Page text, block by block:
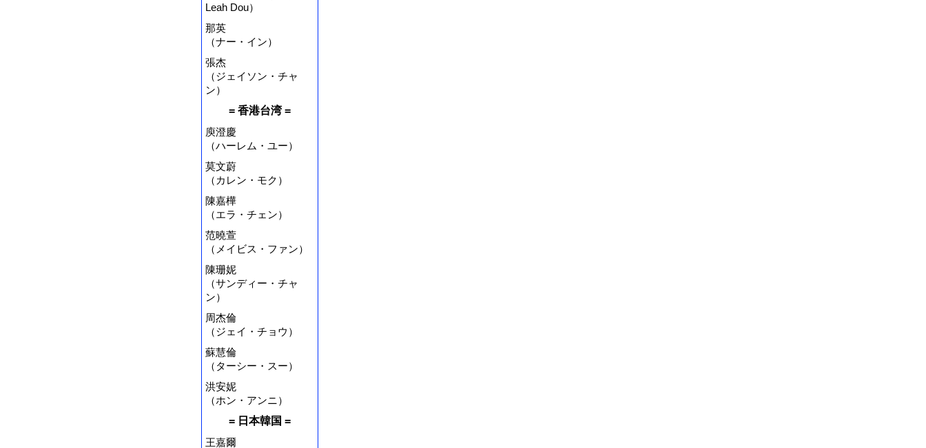
Leah Dou）
那英
（ナー・イン）
張杰
（ジェイソン・チャ
ン）
= 香港台湾 =
庾澄慶
（ハーレム・ユー）
莫文蔚
（カレン・モク）
陳嘉樺
（エラ・チェン）
范曉萱
（メイビス・ファン）
陳珊妮
（サンディー・チャ
ン）
周杰倫
（ジェイ・チョウ）
蘇慧倫
（ターシー・スー）
洪安妮
（ホン・アンニ）
= 日本韓国 =
王嘉爾